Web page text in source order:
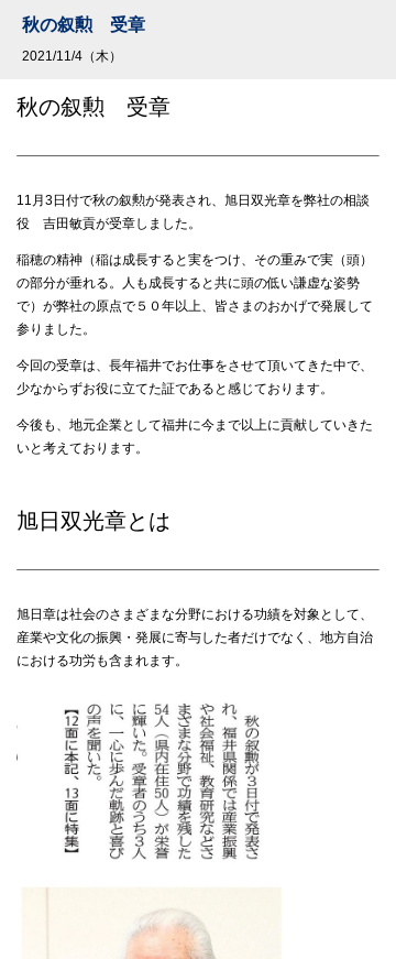
秋の叙勲 受章
2021/11/4（木）
秋の叙勲 受章
11月3日付で秋の叙勲が発表され、旭日双光章を弊社の相談
役 吉田敏貢が受章しました。
稲穂の精神（稲は成長すると実をつけ、その重みで実（頭）
の部分が垂れる。人も成長すると共に頭の低い謙虚な姿勢
で）が弊社の原点で５０年以上、皆さまのおかげで発展して
参りました。
今回の受章は、長年福井でお仕事をさせて頂いてきた中で、
少なからずお役に立てた証であると感じております。
今後も、地元企業として福井に今まで以上に貢献していきた
いと考えております。
旭日双光章とは
旭日章は社会のさまざまな分野における功績を対象として、
産業や文化の振興・発展に寄与した者だけでなく、地方自治
における功労も含まれます。